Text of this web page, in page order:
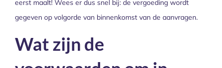
eerst maalt! Wees er dus snel bij: de vergoeding wordt
gegeven op volgorde van binnenkomst van de aanvragen.
Wat zijn de